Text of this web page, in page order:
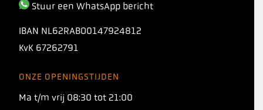
Stuur een WhatsApp bericht
IBAN NL62RABO0147924812
KvK 67262791
ONZE OPENINGSTIJDEN
Ma t/m vrij 08:30 tot 21:00
INTRODUCING